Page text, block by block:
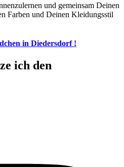
und gemeinsam Deinen
Farben und Deinen Kleidungsstil
in Diedersdorf !
ich den